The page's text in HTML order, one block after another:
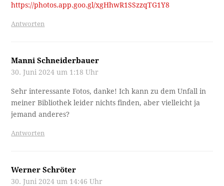
https://photos.app.goo.gl/xgHhwR1SSzzqTG1Y8
Antworten
Manni Schneiderbauer
30. Juni 2024 um 1:18 Uhr
Sehr interessante Fotos, danke! Ich kann zu dem Unfall in
meiner Bibliothek leider nichts finden, aber vielleicht ja
jemand anderes?
Antworten
Werner Schröter
30. Juni 2024 um 14:46 Uhr